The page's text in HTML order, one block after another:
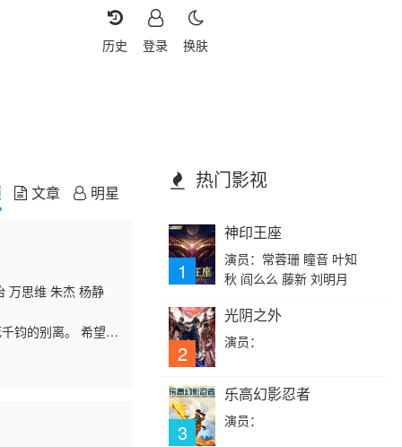
换肤
登录
历史
文章 明星
万思维 朱杰 杨静
钧的别离。 希望，
热门影视
1
神印王座
演员：常蓉珊 瞳音 叶知
秋 阎么么 藤新 刘明月
2
光阴之外
演员：
3
乐高幻影忍者
演员：